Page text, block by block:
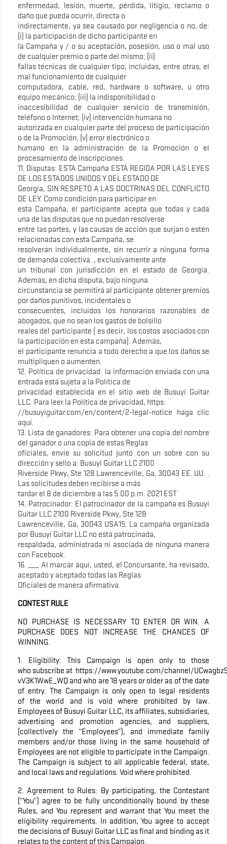
enfermedad, lesión, muerte, pérdida, litigio, reclamo o
daño que pueda ocurrir, directa o
indirectamente, ya sea causado por negligencia o no, de:
(i) la participación de dicho participante en
la Campaña y / o su aceptación, posesión, uso o mal uso
de cualquier premio o parte del mismo; (ii)
fallas técnicas de cualquier tipo, incluidas, entre otras, el
mal funcionamiento de cualquier
computadora, cable, red, hardware o software, u otro
equipo mecánico; (iii) la indisponibilidad o
inaccesibilidad de cualquier servicio de transmisión,
teléfono o Internet; (iv) intervención humana no
autorizada en cualquier parte del proceso de participación
o de la Promoción; (v) error electrónico o
humano en la administración de la Promoción o el
procesamiento de inscripciones.
11. Disputas: ESTA Campaña ESTÁ REGIDA POR LAS LEYES
DE LOS ESTADOS UNIDOS Y DEL ESTADO DE
Georgia, SIN RESPETO A LAS DOCTRINAS DEL CONFLICTO
DE LEY. Como condición para participar en
esta Campaña, el participante acepta que todas y cada
una de las disputas que no puedan resolverse
entre las partes, y las causas de acción que surjan o estén
relacionadas con esta Campaña, se
resolverán individualmente, sin recurrir a ninguna forma
de demanda colectiva. , exclusivamente ante
un tribunal con jurisdicción en el estado de Georgia.
Además, en dicha disputa, bajo ninguna
circunstancia se permitirá al participante obtener premios
por daños punitivos, incidentales o
consecuentes, incluidos los honorarios razonables de
abogados, que no sean los gastos de bolsillo
reales del participante ( es decir, los costos asociados con
la participación en esta campaña). Además,
el participante renuncia a todo derecho a que los daños se
multipliquen o aumenten.
12. Política de privacidad: la información enviada con una
entrada está sujeta a la Política de
privacidad establecida en el sitio web de Busuyi Guitar
LLC. Para leer la Política de privacidad, https:
//busuyiguitar.com/en/content/2-legal-notice haga clic
aquí.
13. Lista de ganadores: Para obtener una copia del nombre
del ganador o una copia de estas Reglas
oficiales, envíe su solicitud junto con un sobre con su
dirección y sello a: Busuyi Guitar LLC 2100
Riverside Pkwy, Ste 128 Lawrenceville, Ga, 30043 EE. UU. .
Las solicitudes deben recibirse a más
tardar el 8 de diciembre a las 5:00 p.m. 2021 EST
14. Patrocinador: El patrocinador de la campaña es Busuyi
Guitar LLC 2100 Riverside Pkwy, Ste 128
Lawrenceville, Ga, 30043 USA15. La campaña organizada
por Busuyi Guitar LLC no está patrocinada,
respaldada, administrada ni asociada de ninguna manera
con Facebook.
16. ___ Al marcar aquí, usted, el Concursante, ha revisado,
aceptado y aceptado todas las Reglas
Oficiales de manera afirmativa.
CONTEST RULE
NO PURCHASE IS NECESSARY TO ENTER OR WIN. A
PURCHASE DOES NOT INCREASE THE CHANCES OF
WINNING.
1. Eligibility: This Campaign is open only to those
who subscribe at https://www.youtube.com/channel/
vV3K1WwE_WQ and who are 18 years or older as of the date
of entry. The Campaign is only open to legal residents
of the world and is void where prohibited by law.
Employees of Busuyi Guitar LLC, its affiliates, subsidiaries,
advertising and promotion agencies, and suppliers,
(collectively the “Employees”), and immediate family
members and/or those living in the same household of
Employees are not eligible to participate in the Campaign.
The Campaign is subject to all applicable federal, state,
and local laws and regulations. Void where prohibited.
2. Agreement to Rules: By participating, the Contestant
(“You”) agree to be fully unconditionally bound by these
Rules, and You represent and warrant that You meet the
eligibility requirements. In addition, You agree to accept
the decisions of Busuyi Guitar LLC as final and binding as it
relates to the content of this Campaign.